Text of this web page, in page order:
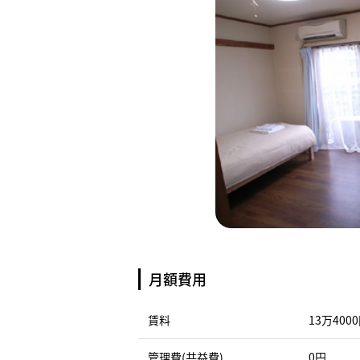
月額費用
賃料 13万